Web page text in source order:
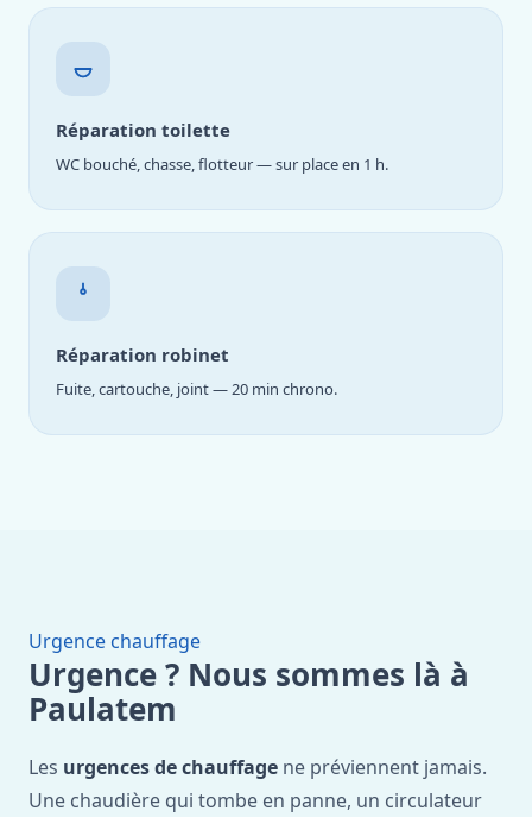
Réparation toilette
WC bouché, chasse, flotteur — sur place en 1 h.
Réparation robinet
Fuite, cartouche, joint — 20 min chrono.
Urgence chauffage
Urgence ? Nous sommes là à
Paulatem
Les urgences de chauffage ne préviennent jamais.
Une chaudière qui tombe en panne, un circulateur